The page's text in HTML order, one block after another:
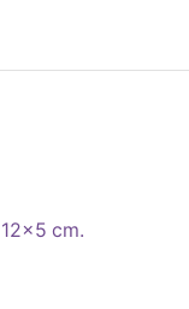
cm.